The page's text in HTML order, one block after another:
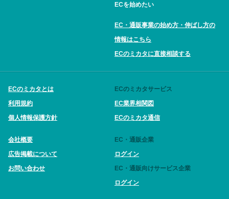
ECを始めたい
EC・通販事業の始め方・伸ばし方の
情報はこちら
ECのミカタに直接相談する
ECのミカタとは
利用規約
個人情報保護方針
会社概要
広告掲載について
お問い合わせ
ECのミカタサービス
EC業界相関図
ECのミカタ通信
EC・通販企業
ログイン
EC・通販向けサービス企業
ログイン